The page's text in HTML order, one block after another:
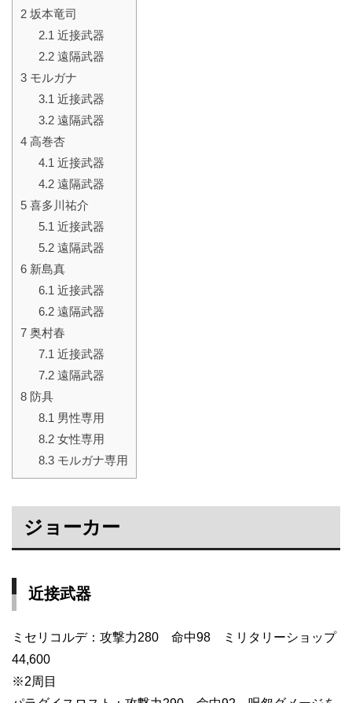
2 坂本竜司
2.1 近接武器
2.2遠隔武器
3 モルガナ
3.1 近接武器
3.2遠隔武器
4 高巻杏
4.1 近接武器
4.2遠隔武器
5 喜多川祐介
5.1 近接武器
5.2遠隔武器
6 新島真
6.1 近接武器
6.2遠隔武器
7 奥村春
7.1 近接武器
7.2遠隔武器
8 防具
8.1 男性専用
8.2女性専用
8.3モルガナ専用
ジョーカー
近接武器
ミセリコルデ：攻撃力280 命中98 ミリタリーショップ
44,600
※2周目